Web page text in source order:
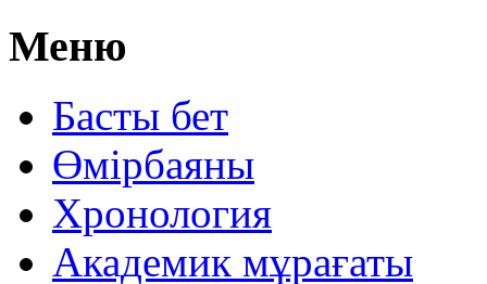
Меню
Басты бет
Өмірбаяны
Хронология
Aкадемик мұрағаты